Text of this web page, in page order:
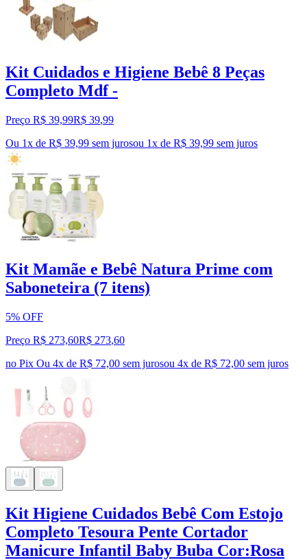
Kit Cuidados e Higiene Bebê 8 Peças
Completo Mdf -
Preço R$ 39,99R$ 39,99
Ou 1x de R$ 39,99 sem jurosou 1x de R$ 39,99 sem juros
Kit Mamãe e Bebê Natura Prime com
Saboneteira (7 itens)
5% OFF
Preço R$ 273,60R$ 273,60
no Pix Ou 4x de R$ 72,00 sem jurosou 4x de R$ 72,00 sem juros
Kit Higiene Cuidados Bebê Com Estojo
Completo Tesoura Pente Cortador
Manicure Infantil Baby Buba Cor:Rosa